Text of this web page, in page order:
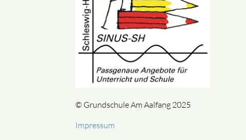
© Grundschule Am Aalfang 2025
Impressum